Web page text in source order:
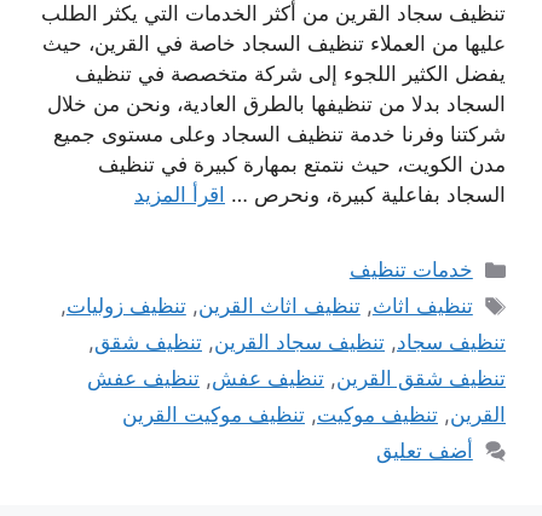
تنظيف سجاد القرين من أكثر الخدمات التي يكثر الطلب
عليها من العملاء تنظيف السجاد خاصة في القرين، حيث
يفضل الكثير اللجوء إلى شركة متخصصة في تنظيف
السجاد بدلا من تنظيفها بالطرق العادية، ونحن من خلال
شركتنا وفرنا خدمة تنظيف السجاد وعلى مستوى جميع
مدن الكويت، حيث نتمتع بمهارة كبيرة في تنظيف
السجاد بفاعلية كبيرة، ونحرص … اقرأ المزيد
التصنيفات
خدمات تنظيف
الوسوم
تنظيف اثاث,تنظيف اثاث القرين,تنظيف زوليات,
تنظيف سجاد, تنظيف سجاد القرين, تنظيف شقق,
تنظيف شقق القرين, تنظيف عفش, تنظيف عفش
القرين, تنظيف موكيت, تنظيف موكيت القرين
أضف تعليق